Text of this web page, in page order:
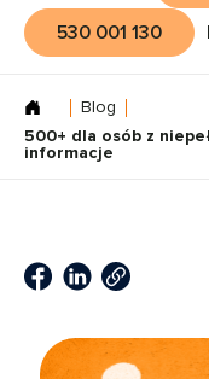
530 001 130
Blog
500+ dla osób z
informacje